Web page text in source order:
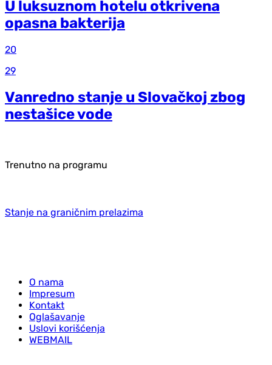
U luksuznom hotelu otkrivena
opasna bakterija
20
29
Vanredno stanje u Slovačkoj zbog
nestašice vode
Trenutno na programu
Stanje na graničnim prelazima
O nama
Impresum
Kontakt
Oglašavanje
Uslovi korišćenja
WEBMAIL